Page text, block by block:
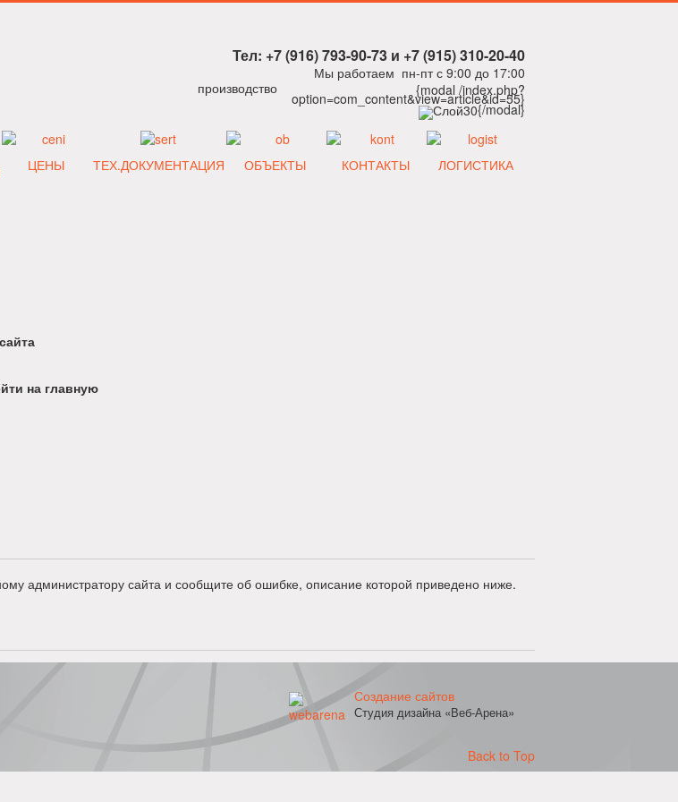
Тел: +7 (916) 793-90-73 и +7 (915) 310-20-40
Мы работаем пн-пт с 9:00 до 17:00
{modal /index.php?
option=com_content&view=article&id=55}
{/modal}
ЦЕНЫ ТЕХ.ДОКУМЕНТАЦИЯ ОБЪЕКТЫ КОНТАКТЫ ЛОГИСТИКА
на главную
администратору сайта и сообщите об ошибке, описание которой приведено ниже.
Создание сайтов
Студия дизайна «Веб-Арена»
Back to Top